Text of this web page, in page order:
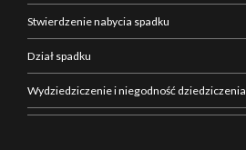
Stwierdzenie nabycia spadku
Dział spadku
Wydziedziczenie i niegodność dziedziczenia